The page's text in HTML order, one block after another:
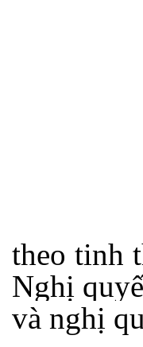
theo tinh
Nghị
và nghị